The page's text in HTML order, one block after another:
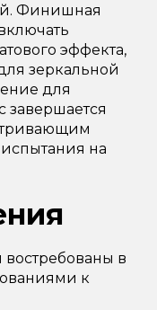
Финишная
эффекта,
зеркальной
для
завершается
на
в
к